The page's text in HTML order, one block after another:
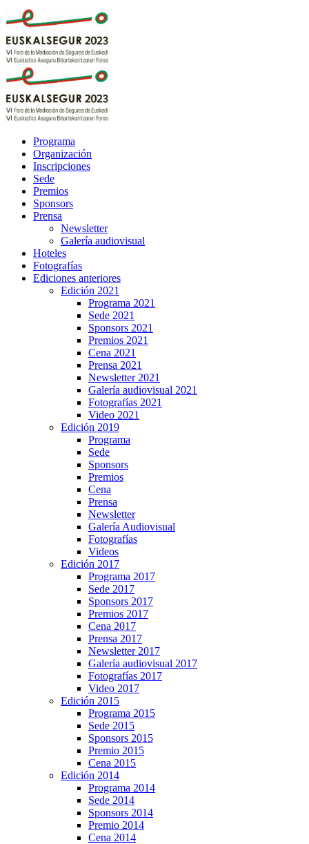
Programa
Organización
Inscripciones
Sede
Premios
Sponsors
Prensa
Newsletter
Galería audiovisual
Hoteles
Fotografías
Ediciones anteriores
Edición 2021
Programa 2021
Sede 2021
Sponsors 2021
Premios 2021
Cena 2021
Prensa 2021
Newsletter 2021
Galería audiovisual 2021
Fotografías 2021
Video 2021
Edición 2019
Programa
Sede
Sponsors
Premios
Cena
Prensa
Newsletter
Galería Audiovisual
Fotografías
Videos
Edición 2017
Programa 2017
Sede 2017
Sponsors 2017
Premios 2017
Cena 2017
Prensa 2017
Newsletter 2017
Galería audiovisual 2017
Fotografías 2017
Video 2017
Edición 2015
Programa 2015
Sede 2015
Sponsors 2015
Premio 2015
Cena 2015
Edición 2014
Programa 2014
Sede 2014
Sponsors 2014
Premio 2014
Cena 2014